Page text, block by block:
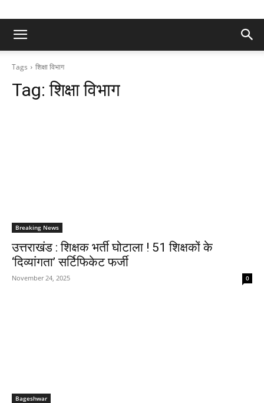
Tags शिक्षा विभाग
Tag:शिक्षा विभाग
Breaking News
उत्तराखंड : शिक्षक भर्ती घोटाला ! 51 शिक्षकों के
‘दिव्यांगता’ सर्टिफिकेट फर्जी
November 24, 2025 0
Bageshwar